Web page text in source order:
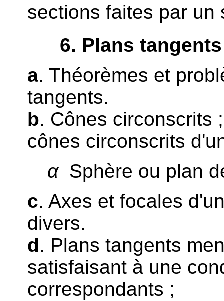
sections faites par
6. Plans
a. Théorèmes et
tangents.
b. Cônes circonscrits
cônes circonscrits
αSphère ou plan
c. Axes et focales
divers.
d. Plans tangents
satisfaisant à une
correspondants ;